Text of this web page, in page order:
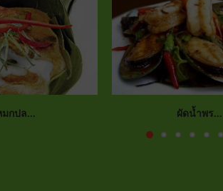
มกปล... ผัดน้ำพร...